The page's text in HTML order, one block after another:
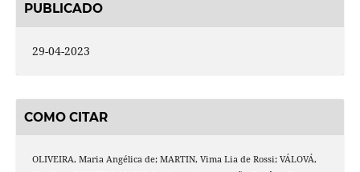
PUBLICADO
29-04-2023
COMO CITAR
OLIVEIRA, Maria Angélica de; MARTIN, Vima Lia de Rossi; VÁLOVÁ,